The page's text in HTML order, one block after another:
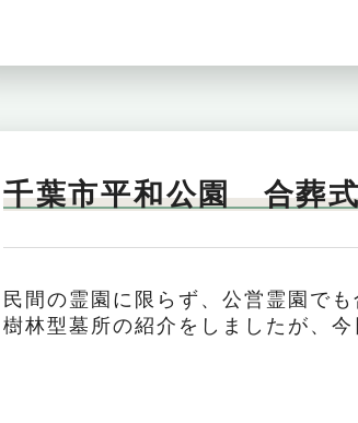
千葉市平和公園 合葬
民間の霊園に限らず、公営霊園で
樹林型墓所の紹介をしましたが、